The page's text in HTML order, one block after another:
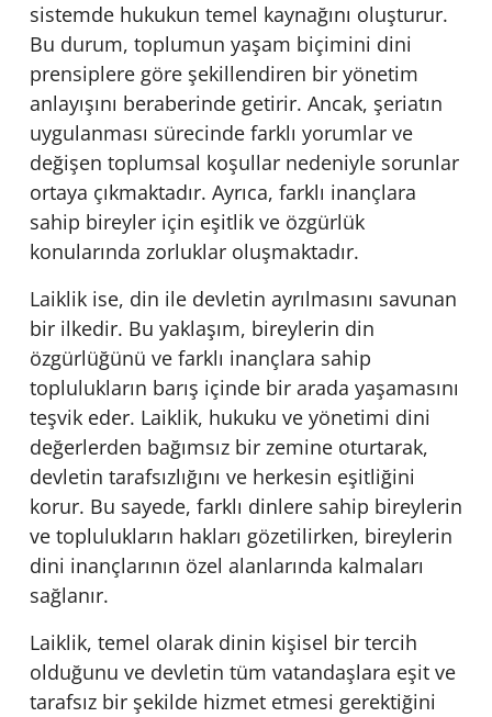
sistemde hukukun temel kaynağını oluşturur.
Bu durum, toplumun yaşam biçimini dini
prensiplere göre şekillendiren bir yönetim
anlayışını beraberinde getirir. Ancak, şeriatın
uygulanması sürecinde farklı yorumlar ve
değişen toplumsal koşullar nedeniyle sorunlar
ortaya çıkmaktadır. Ayrıca, farklı inançlara
sahip bireyler için eşitlik ve özgürlük
konularında zorluklar oluşmaktadır.
Laiklik ise, din ile devletin ayrılmasını savunan
bir ilkedir. Bu yaklaşım, bireylerin din
özgürlüğünü ve farklı inançlara sahip
toplulukların barış içinde bir arada yaşamasını
teşvik eder. Laiklik, hukuku ve yönetimi dini
değerlerden bağımsız bir zemine oturtarak,
devletin tarafsızlığını ve herkesin eşitliğini
korur. Bu sayede, farklı dinlere sahip bireylerin
ve toplulukların hakları gözetilirken, bireylerin
dini inançlarının özel alanlarında kalmaları
sağlanır.
Laiklik, temel olarak dinin kişisel bir tercih
olduğunu ve devletin tüm vatandaşlara eşit ve
tarafsız bir şekilde hizmet etmesi gerektiğini